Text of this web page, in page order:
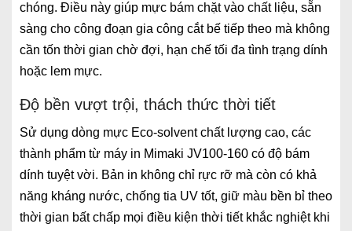
chóng. Điều này giúp mực bám chặt vào chất liệu, sẵn
sàng cho công đoạn gia công cắt bế tiếp theo mà không
cần tốn thời gian chờ đợi, hạn chế tối đa tình trạng dính
hoặc lem mực.
Độ bền vượt trội, thách thức thời tiết
Sử dụng dòng mực Eco-solvent chất lượng cao, các
thành phẩm từ máy in Mimaki JV100-160 có độ bám
dính tuyệt vời. Bản in không chỉ rực rỡ mà còn có khả
năng kháng nước, chống tia UV tốt, giữ màu bền bỉ theo
thời gian bất chấp mọi điều kiện thời tiết khắc nghiệt khi